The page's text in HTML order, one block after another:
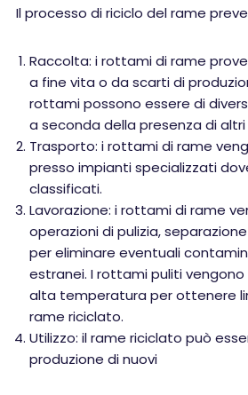
Il processo di riciclo del rame
Raccolta: i rottami di rame
a fine vita o da scarti di
rottami possono essere di
a seconda della presenza di
Trasporto: i rottami di rame
presso impianti specializzati
classificati.
Lavorazione: i rottami di rame
operazioni di pulizia,
per eliminare eventuali
estranei. I rottami puliti vengono
alta temperatura per ottenere
rame riciclato.
Utilizzo: il rame riciclato può
produzione di nuovi